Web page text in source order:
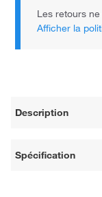
Les retours
Afficher la
Description
Spécification